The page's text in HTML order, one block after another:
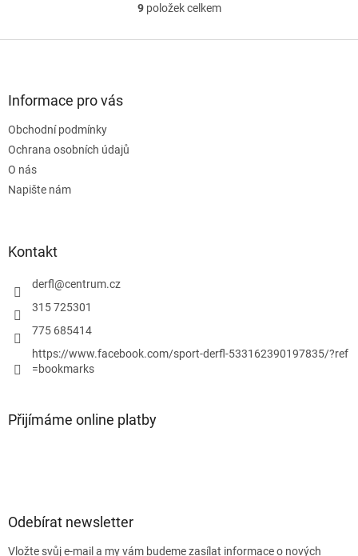
O
l
9položek celkem
Informace pro vás
Obchodní podmínky
Ochrana osobních údajů
O nás
Napište nám
Kontakt
derfl@centrum.cz
315 725301
775 685414
https://www.facebook.com/sport-derfl-533162390197835/?ref
=bookmarks
Přijímáme online platby
Odebírat newsletter
Vložte svůj e-mail a my vám budeme zasílat informace o nových